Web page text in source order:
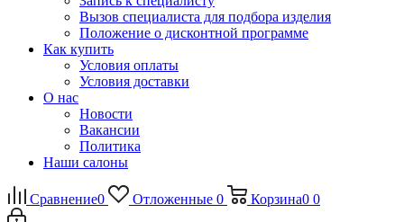
Вызов специалиста для подбора изделия
Положение о дисконтной программе
Как купить
Условия оплаты
Условия доставки
О нас
Новости
Вакансии
Политика
Наши салоны
Сравнение0 Отложенные 0 Корзина0 0